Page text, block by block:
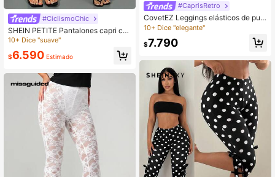
#CiclismoChic
SHEIN PETITE Pantalones capri cas
uales para mujer con estampado de
dos para salir, ropa de vuelta al cole
10+ Dice "suave"
$6.590 Estimado
#CaprisRetro
CovetEZ Leggings elásticos de pun
to a cuadros rojos para mujer
10+ Dice "elegante"
$7.790